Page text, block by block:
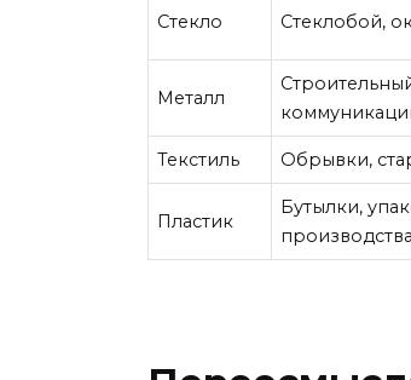
Стекло Стеклобой,
Металл
Текстиль Обрывки,
Пластик
Бутылки,
производства